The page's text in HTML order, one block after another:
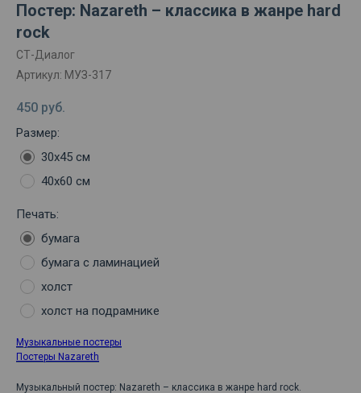
Постер: Nazareth – классика в жанре hard
rock
СТ-Диалог
Артикул: МУЗ-317
450 руб.
Размер:
30х45 см
40х60 см
Печать:
бумага
бумага с ламинацией
холст
холст на подрамнике
Музыкальные постеры
Постеры Nazareth
Музыкальный постер: Nazareth – классика в жанре hard rock.